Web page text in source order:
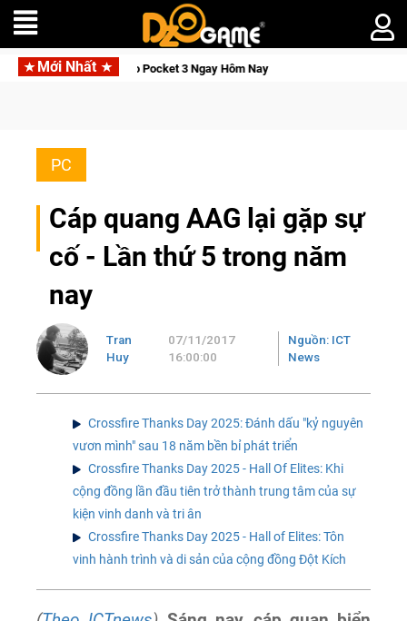
Mới Nhất
DJI Osmo Pocket 3 Ngay Hôm Nay
PC
Cáp quang AAG lại gặp sự
cố - Lần thứ 5 trong năm
nay
Tran
Huy
07/11/2017
16:00:00
Nguồn: ICT
News
Crossfire Thanks Day 2025: Đánh dấu "kỷ nguyên
vươn mình" sau 18 năm bền bỉ phát triển
Crossfire Thanks Day 2025 - Hall Of Elites: Khi
cộng đồng lần đầu tiên trở thành trung tâm của sự
kiện vinh danh và tri ân
Crossfire Thanks Day 2025 - Hall of Elites: Tôn
vinh hành trình và di sản của cộng đồng Đột Kích